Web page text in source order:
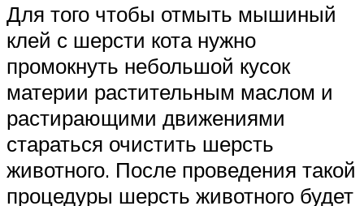
Для того чтобы отмыть мышиный
клей с шерсти кота нужно
промокнуть небольшой кусок
материи растительным маслом и
растирающими движениями
стараться очистить шерсть
животного. После проведения такой
процедуры шерсть животного будет